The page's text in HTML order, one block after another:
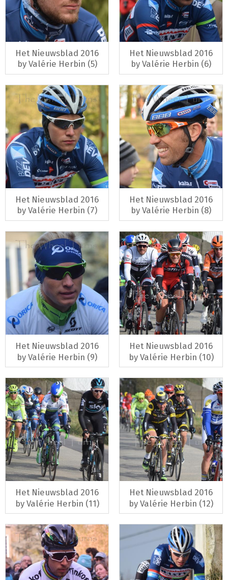
Het Nieuwsblad 2016
by Valérie Herbin (5)
Het Nieuwsblad 2016
by Valérie Herbin (6)
Het Nieuwsblad 2016
by Valérie Herbin (7)
Het Nieuwsblad 2016
by Valérie Herbin (8)
Het Nieuwsblad 2016
by Valérie Herbin (9)
Het Nieuwsblad 2016
by Valérie Herbin (10)
Het Nieuwsblad 2016
by Valérie Herbin (11)
Het Nieuwsblad 2016
by Valérie Herbin (12)